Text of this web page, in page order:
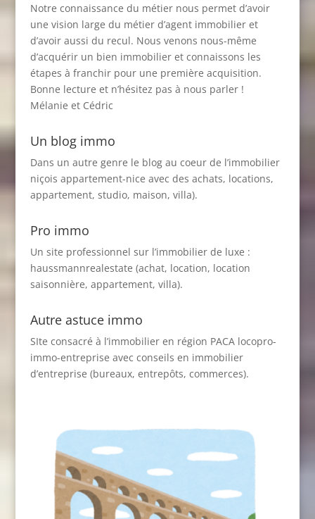
Notre connaissance du métier nous permet d’avoir
une vision large du métier d’agent immobilier et
d’avoir aussi du recul. Nous venons nous-même
d’acquérir un bien immobilier et connaissons les
étapes à franchir pour une première acquisition.
Bonne lecture et n’hésitez pas à nous parler !
Mélanie et Cédric
Un blog immo
Dans un autre genre le blog au coeur de l’immobilier
niçois appartement-nice avec des achats, locations,
appartement, studio, maison, villa).
Pro immo
Un site professionnel sur l’immobilier de luxe :
haussmannrealestate (achat, location, location
saisonnière, appartement, villa).
Autre astuce immo
SIte consacré à l’immobilier en région PACA locopro-
immo-entreprise avec conseils en immobilier
d’entreprise (bureaux, entrepôts, commerces).